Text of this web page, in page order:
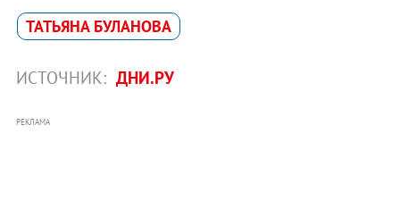
ТАТЬЯНА БУЛАНОВА
ИСТОЧНИК: ДНИ.РУ
РЕКЛАМА